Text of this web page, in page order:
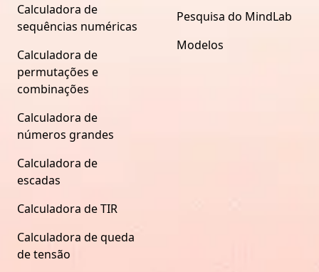
Calculadora de
sequências numéricas
Calculadora de
permutações e
combinações
Calculadora de
números grandes
Calculadora de
escadas
Calculadora de TIR
Calculadora de queda
de tensão
Pesquisa do MindLab
Modelos